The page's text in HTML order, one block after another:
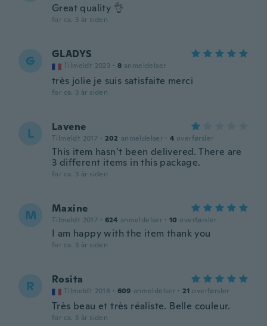
Great quality 👌
for ca. 3 år siden
G GLADYS
Tilmeldt 2023 · 8 anmeldelser
très jolie je suis satisfaite merci
for ca. 3 år siden
L Lavene
Tilmeldt 2017 · 202 anmeldelser · 4 overførsler
This item hasn’t been delivered. There are
3 different items in this package.
for ca. 3 år siden
M Maxine
Tilmeldt 2017 · 624 anmeldelser · 10 overførsler
I am happy with the item thank you
for ca. 3 år siden
R Rosita
Tilmeldt 2018 · 609 anmeldelser · 21 overførsler
Très beau et très réaliste. Belle couleur.
for ca. 3 år siden